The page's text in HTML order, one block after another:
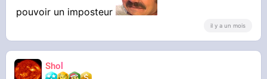
pouvoir un imposteur
il y a un mois
Shol